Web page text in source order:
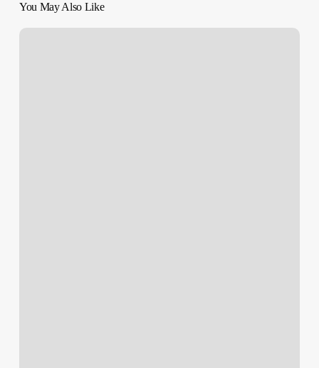
You May Also Like